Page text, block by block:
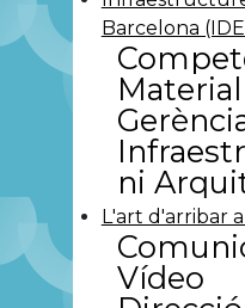
Mirades d'Educació (4)
Planificació estratègica de
local de cooperació al
desenvolupament
(7)
Síntesis de formació (29)
Videopindoles
Videopíndoles de
Videopíndoles de
Barcelona
ni
L'art d'arribar
Vídeo